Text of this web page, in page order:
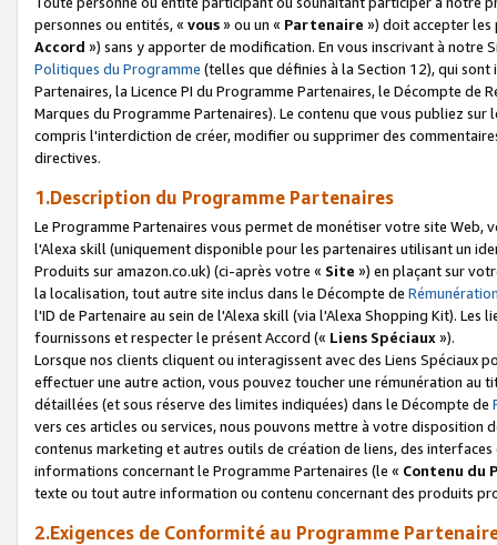
personnes ou entités, « vous» ou un « Partenaire ») doit accepter les
Accord ») sans y apporter de modification. En vous inscrivant à notre
Politiques du Programme (telles que définies à la Section 12), qui
Partenaires, la Licence PI du Programme Partenaires, le Décompte de
Marques du Programme Partenaires). Le contenu que vous publiez
compris l'interdiction de créer, modifier ou supprimer des
directives.
1.Description du Programme Partenaires
Le Programme Partenaires vous permet de monétiser votre site Web,
l'Alexa skill (uniquement disponible pour les partenaires utilisant un
Produits sur amazon.co.uk) (ci-après votre « Site ») en plaçant sur
la localisation, tout autre site inclus dans le Décompte de
l'ID de Partenaire au sein de l'Alexa skill (via l'Alexa Shopping Kit).
fournissons et respecter le présent Accord (« Liens Spéciaux»).
Lorsque nos clients cliquent ou interagissent avec des Liens Spéciaux
effectuer une autre action, vous pouvez toucher une rémunération
détaillées (et sous réserve des limites indiquées) dans le Décompte de
vers ces articles ou services, nous pouvons mettre à votre disposition
contenus marketing et autres outils de création de liens, des
informations concernant le Programme Partenaires (le « Contenu du
texte ou tout autre information ou contenu concernant des produits
2.Exigences de Conformité au Programme